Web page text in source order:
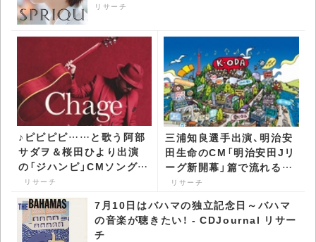
リサーチ
♪ピピピピ……と歌う阿部
サダヲ＆桜田ひより出演
の「ジハンピ」CMソングが
気になる！ - CDJournal
リサーチ
リサーチ
三浦知良選手出演、明治安
田生命のCM「明治安田Jリ
ーグ新開幕」篇で流れる曲
は？ - CDJournal リサー
リサーチ
7月10日はバハマの独立記念日～バハマ
の音楽が聴きたい！ - CDJournal リサー
チ